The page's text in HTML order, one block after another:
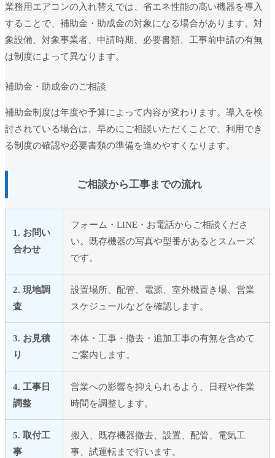
業務用エアコンの入れ替えでは、省エネ性能の高い機器を導入
することで、補助金・助成金の対象になる場合があります。対
象設備、対象事業者、申請時期、必要書類、工事前申請の有無
は制度によって異なります。
補助金・助成金のご相談
補助金制度は年度や予算によって内容が変わります。導入を検
討されている場合は、早めにご相談いただくことで、利用でき
る制度の確認や必要書類の準備を進めやすくなります。
ご相談から工事までの流れ
1. お問い
合わせ
フォーム・LINE・お電話からご相談くださ
い。既存機器の写真や型番があるとスムーズ
です。
2. 現地調
査
設置場所、配管、電源、室外機置き場、営業
スケジュールなどを確認します。
3. お見積
り
本体・工事・撤去・追加工事の有無を含めて
ご案内します。
4. 工事日
調整
営業への影響を抑えられるよう、日程や作業
時間を調整します。
5. 取付工
事
搬入、既存機器撤去、設置、配管、電気工
事、試運転まで行います。